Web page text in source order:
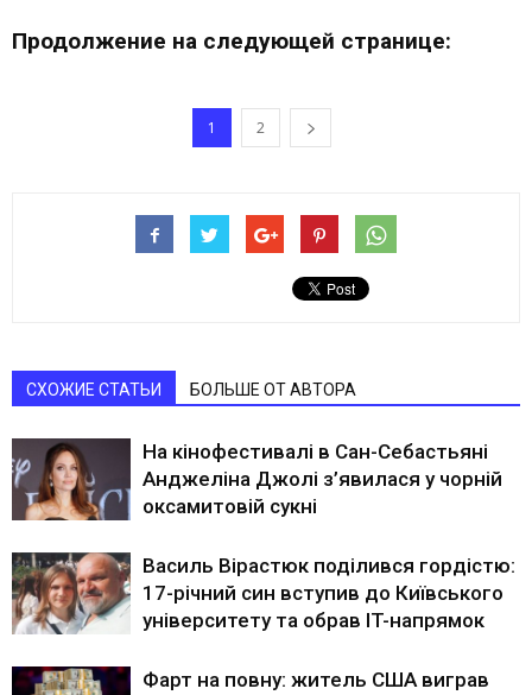
Продолжение на следующей странице:
1 2
СХОЖИЕ СТАТЬИ БОЛЬШЕ ОТ АВТОРА
На кінофестивалі в Сан-Себастьяні
Анджеліна Джолі з’явилася у чорній
оксамитовій сукні
Василь Вірастюк поділився гордістю:
17-річний син вступив до Київського
університету та обрав IT-напрямок
Фарт на повну: житель США виграв